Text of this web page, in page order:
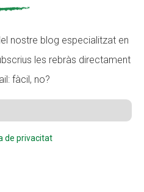
nostre blog especialitzat en
les rebràs directament
fàcil, no?
de privacitat